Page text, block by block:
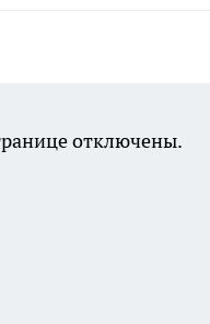
отключены.